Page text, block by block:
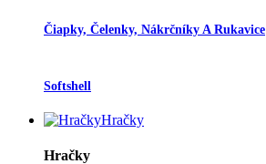
Čiapky, Čelenky, Nákrčníky A Rukavice
Softshell
Hračky
Hračky